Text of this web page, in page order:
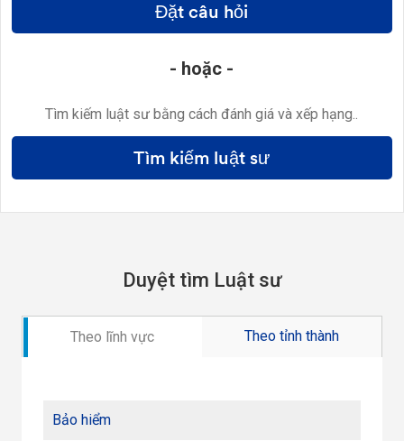
Đặt câu hỏi
- hoặc -
Tìm kiếm luật sư bằng cách đánh giá và xếp hạng..
Tìm kiếm luật sư
Duyệt tìm Luật sư
Theo lĩnh vực Theo tỉnh thành
Bảo hiểm